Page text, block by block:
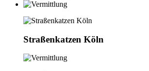
Straßenkatzen Köln